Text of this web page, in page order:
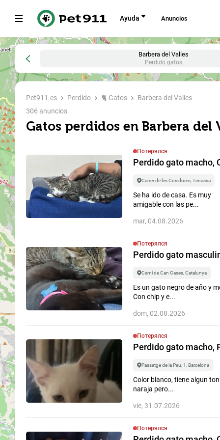
Ayuda Anuncios
Barbera del Valles
Perdido gatos
Pet911.es Perdido 🐈 Gatos
Barbera del Valles
306 anuncios
Gatos perdidos en Barbera del
Потерялся
Perdido gato macho,
Carrer de les Cosidores, Terrassa
Se ha ido de casa. Es muy
amigable con las pe...
mar, 04.08.2026
Потерялся
Perdido gato
Camí de Can Cases, Catalunya
Es un gato negro de año y
Con chip y e...
dom, 02.08.2026
Потерялся
Perdido gato macho,
Passatge de la Pau, 1, Barcelona
Color blanco, tiene algun
naraja pero...
vie, 31.07.2026
Потерялся
3
Dónde
Tipo de animal
¿Para qué
Buscar por
Mostrar